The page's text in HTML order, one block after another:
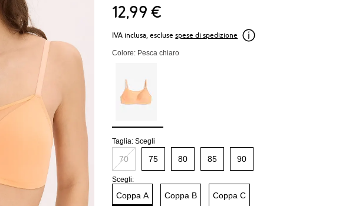
12 99 €
IVA inclusa, escluse spese di spedizione
Colore: Pesca chiaro
Taglia:Scegli
70 75 80 85 90
Scegli:
Coppa A Coppa B Coppa C